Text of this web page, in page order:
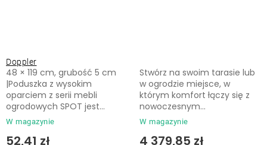
Doppler
W magazynie
52,41 zł
48 × 119 cm, grubość 5 cm
|Poduszka z wysokim
oparciem z serii mebli
ogrodowych SPOT jest...
W magazynie
4 379,85 zł
Stwórz na swoim tarasie lub
w ogrodzie miejsce, w
którym komfort łączy się z
nowoczesnym...